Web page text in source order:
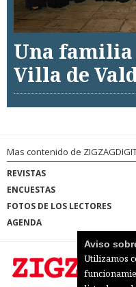
Una
Villa de
Mas contenido de
REVISTAS
ENCUESTAS
FOTOS DE LOS LECTORES
AGENDA
Aviso
Utilizamos